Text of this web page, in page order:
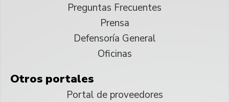
Preguntas Frecuentes
Prensa
Defensoría General
Oficinas
Otros portales
Portal de proveedores